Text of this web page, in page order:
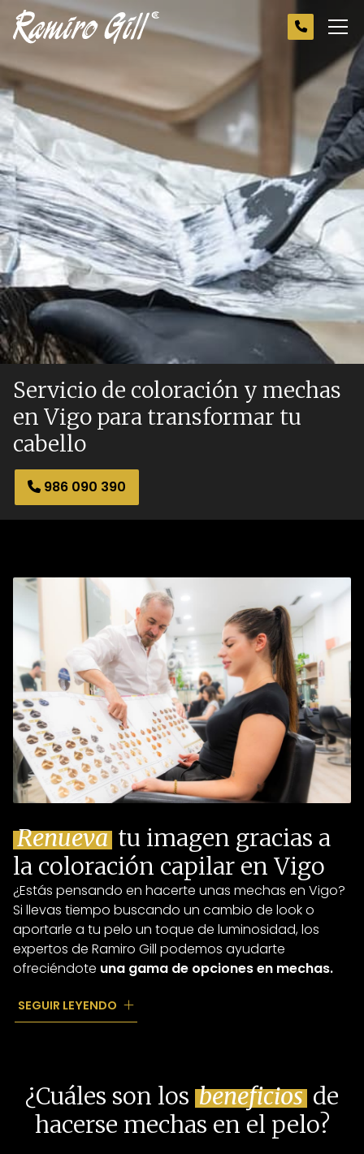
Servicio de coloración y mechas
en Vigo para transformar tu
cabello
986 090 390
Renueva tu imagen gracias a
la coloración capilar en Vigo
¿Estás pensando en hacerte unas mechas en Vigo?
Si llevas tiempo buscando un cambio de look o
aportarle a tu pelo un toque de luminosidad, los
expertos de Ramiro Gill podemos ayudarte
ofreciéndote una gama de opciones en mechas.
Como especialistas en coloración, en nuestra
peluquería en Vigo te ofrecemos desde las
personalizados... en Ramiro Gill encontrarás la
técnica de mechas perfecta para ti.
SEGUIR LEYENDO
¿Cuáles son los beneficios de
hacerse mechas en el pelo?